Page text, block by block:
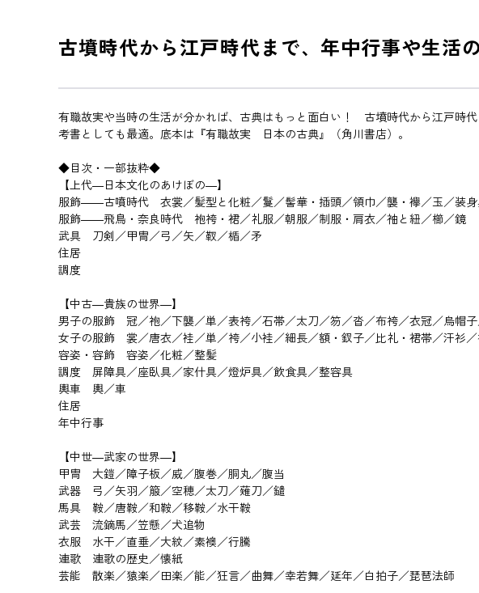
古墳時代から江戸時代まで、年中行事や生活
有職故実や当時の生活が分かれば、古典はもっと面白い！ 古墳時代から江戸時
考書としても最適。底本は『有職故実 日本の古典』（角川書店）。
◆目次・一部抜粋◆
【上代―日本文化のあけぼの―】
服飾――古噴時代 衣裳／髪型と化粧／鬘／髻華・插頭／領巾／襲・襷／玉／装
服飾――飛鳥・奈良時代 袍袴・裙／礼服／朝服／制服・肩衣／袖と紐／櫛／鏡
武具 刀剣／甲冑／弓／矢／靫／楯／矛
住居
調度
【中古―貴族の世界―】
男子の服飾 冠／袍／下襲／単／表袴／石帯／太刀／笏／沓／布袴／衣冠／烏帽
女子の服飾 裳／唐衣／袿／単／袴／小袿／細長／額・釵子／比礼・裙帯／汗衫
容姿・容飾 容姿／化粧／整髪
調度 屏障具／座臥具／家什具／燈炉具／飲食具／整容具
輿車 輿／車
住居
年中行事
【中世―武家の世界―】
甲冑 大鎧／障子板／威／腹巻／胴丸／腹当
武器 弓／矢羽／箙／空穂／太刀／薙刀／鑓
馬具 鞍／唐鞍／和鞍／移鞍／水干鞍
武芸 流鏑馬／笠懸／犬追物
衣服 水干／直垂／大紋／素襖／行騰
連歌 連歌の歴史／懐紙
芸能 散楽／猿楽／田楽／能／狂言／曲舞／幸若舞／延年／白拍子／琵琶法師